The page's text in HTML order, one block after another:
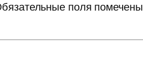
поля помечены